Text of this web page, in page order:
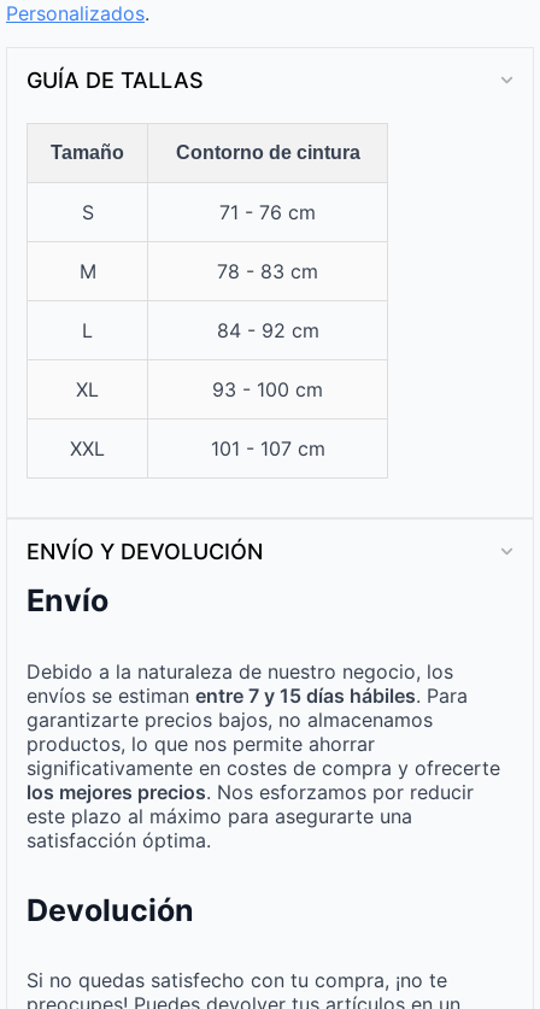
Personalizados​.
GUÍA DE TALLAS
Tamaño Contorno de cintura
S 71 - 76 cm
M 78 - 83 cm
L 84 - 92 cm
XL 93 - 100 cm
XXL 101 - 107 cm
ENVÍO Y DEVOLUCIÓN
Envío
Debido a la naturaleza de nuestro negocio, los
envíos se estiman entre 7 y 15 días hábiles. Para
garantizarte precios bajos, no almacenamos
productos, lo que nos permite ahorrar
significativamente en costes de compra y ofrecerte
los mejores precios. Nos esforzamos por reducir
este plazo al máximo para asegurarte una
satisfacción óptima.
Devolución
Si no quedas satisfecho con tu compra, ¡no te